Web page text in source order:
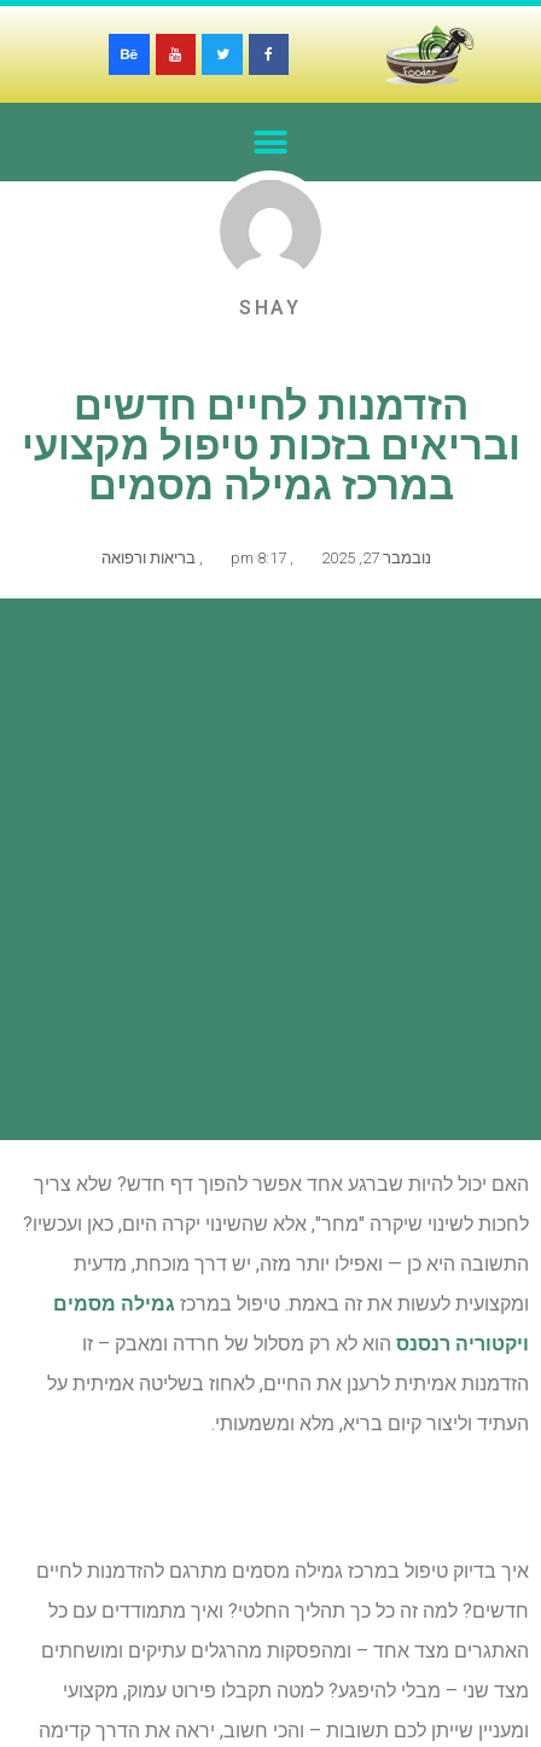
SHAY
הזדמנות לחיים חדשים
ובריאים בזכות טיפול מקצועי
במרכז גמילה מסמים
נובמבר 27, 2025 ,
8:17 pm
, בריאות ורפואה
האם יכול להיות שברגע אחד אפשר להפוך דף חדש? שלא צריך
לחכות לשינוי שיקרה "מחר", אלא שהשינוי יקרה היום, כאן ועכשיו?
התשובה היא כן — ואפילו יותר מזה, יש דרך מוכחת, מדעית
ומקצועית לעשות את זה באמת. טיפול במרכז גמילה מסמים
ויקטוריה רנסנס הוא לא רק מסלול של חרדה ומאבק – זו
הזדמנות אמיתית לרענן את החיים, לאחוז בשליטה אמיתית על
העתיד וליצור קיום בריא, מלא ומשמעותי.
איך בדיוק טיפול במרכז גמילה מסמים מתרגם להזדמנות לחיים
חדשים? למה זה כל כך תהליך החלטי? ואיך מתמודדים עם כל
האתגרים מצד אחד – ומהפסקות מהרגלים עתיקים ומושחתים
מצד שני – מבלי להיפגע? למטה תקבלו פירוט עמוק, מקצועי
ומעניין שייתן לכם תשובות – והכי חשוב, יראה את הדרך קדימה